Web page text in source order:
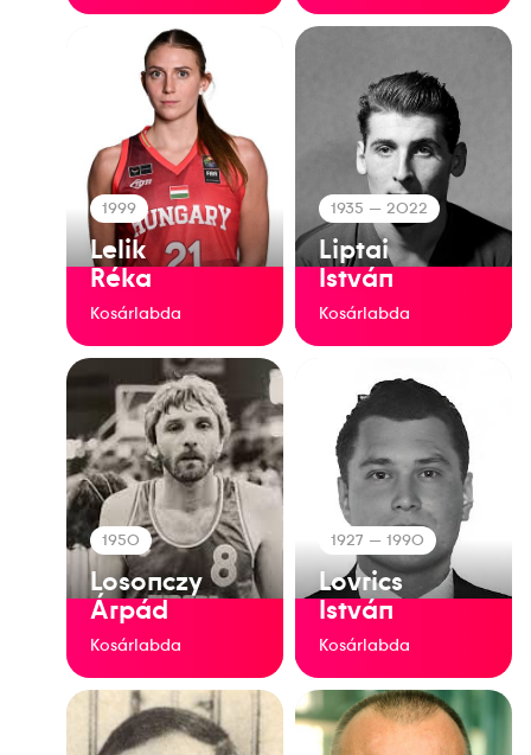
1999
Lelik
Réka
Kosárlabda
1935 — 2022
Liptai
István
Kosárlabda
1950
Losonczy
Árpád
Kosárlabda
1927 — 1990
Lovrics
István
Kosárlabda